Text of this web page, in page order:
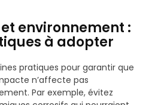
environnement :
à adopter
pratiques pour garantir que
n’affecte pas
Par exemple, évitez